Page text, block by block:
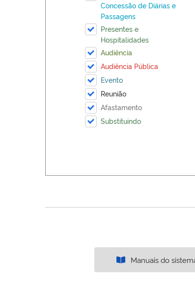
Concessão de Diárias e
Passagens
Presentes e
Hospitalidades
Audiência
Audiência Pública
Evento
Reunião
Afastamento
Substituindo
Manuais do